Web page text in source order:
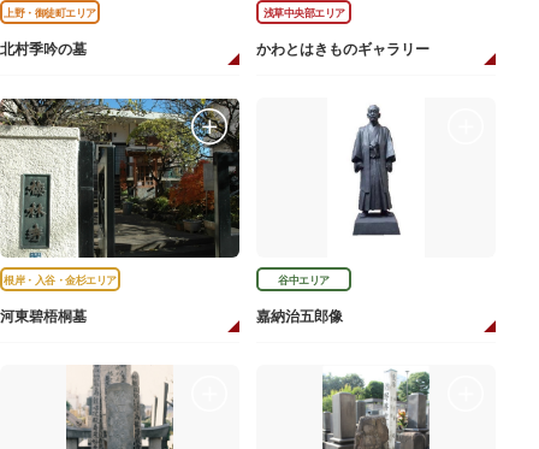
上野・御徒町エリア
北村季吟の墓
浅草中央部エリア
かわとはきものギャラリー
根岸・入谷・金杉エリア
河東碧梧桐墓
谷中エリア
嘉納治五郎像